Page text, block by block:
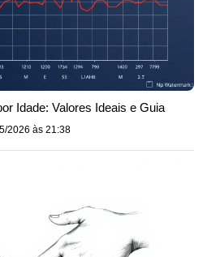
Idade: Valores Ideais e Guia
2026 às 21:38